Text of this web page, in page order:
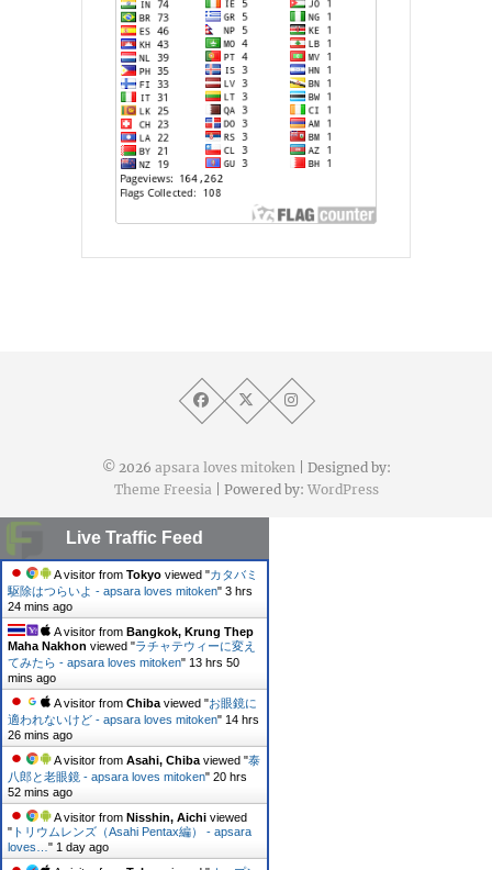
© 2026 apsara loves mitoken | Designed by:
Theme Freesia | Powered by: WordPress
Live Traffic Feed
A visitor from Tokyo viewed "カタバミ
駆除はつらいよ - apsara loves mitoken" 3 hrs
24 mins ago
A visitor from Bangkok, Krung Thep
Maha Nakhon viewed "ラチャテウィーに変え
てみたら - apsara loves mitoken" 13 hrs 50
mins ago
A visitor from Chiba viewed "お眼鏡に
適われないけど - apsara loves mitoken" 14 hrs
26 mins ago
A visitor from Asahi, Chiba viewed "泰
八郎と老眼鏡 - apsara loves mitoken" 20 hrs
52 mins ago
A visitor from Nisshin, Aichi viewed
" トリウムレンズ（Asahi Pentax編） - apsara
loves… " 1 day ago